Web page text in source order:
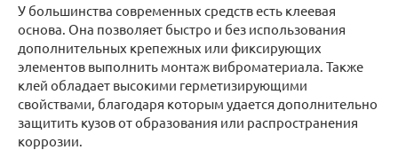
У большинства современных средств есть клеевая
основа. Она позволяет быстро и без использования
дополнительных крепежных или фиксирующих
элементов выполнить монтаж виброматериала. Также
клей обладает высокими герметизирующими
свойствами, благодаря которым удается дополнительно
защитить кузов от образования или распространения
коррозии.